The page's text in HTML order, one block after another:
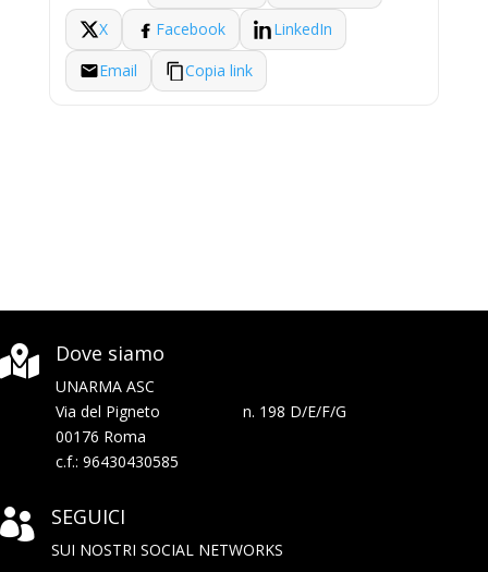
X
Facebook
LinkedIn
Email
Copia link
 Dove siamo
UNARMA ASC
Via del Pigneto n. 198 D/E/F/G
00176 Roma
c.f.: 96430430585
 SEGUICI
SUI NOSTRI SOCIAL NETWORKS